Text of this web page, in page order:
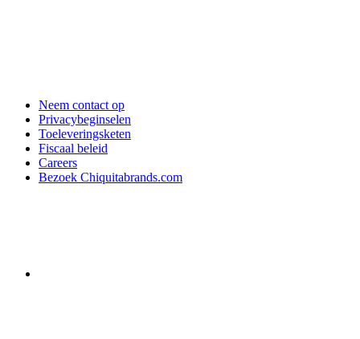
Neem contact op
Privacybeginselen
Toeleveringsketen
Fiscaal beleid
Careers
Bezoek Chiquitabrands.com